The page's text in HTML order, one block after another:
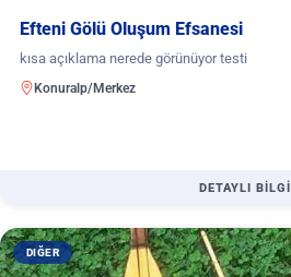
Efteni Gölü Oluşum Efsanesi
kısa açıklama nerede görünüyor testi
Konuralp/Merkez
DETAYLI BİLGİ
DIĞER